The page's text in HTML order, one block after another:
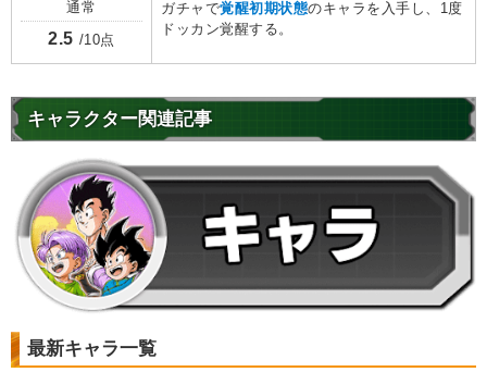
通常
2.5 /10点
ガチャで覚醒初期状態のキャラを入手し、1度
ドッカン覚醒する。
キャラクター関連記事
最新キャラ一覧